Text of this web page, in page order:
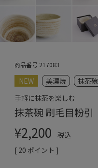
商品番号 217083
NEW 美濃焼
抹茶碗
手軽に抹茶を楽しむ
抹茶碗 刷毛目粉引
¥2,200
税込
[ 20 ポイント ]